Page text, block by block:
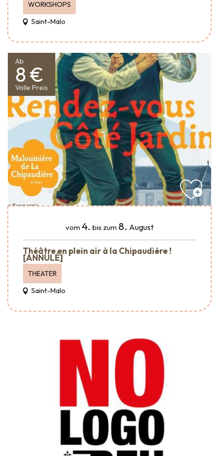
WORKSHOPS
Saint-Malo
Ab
8 €
Volle Preis
vom 4. bis zum 8. August
Théâtre en plein air à la Chipaudière !
[ANNULÉ]
THEATER
Saint-Malo